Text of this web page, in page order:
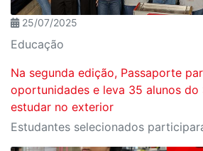
25/07/2025
Educação
Na segunda edição, Passaporte
oportunidades e leva 35 alunos do
estudar no exterior